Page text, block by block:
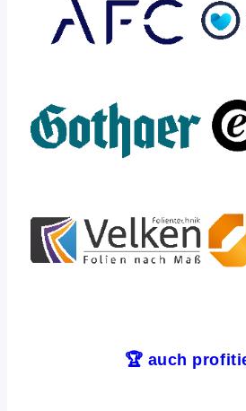
🏆 auch